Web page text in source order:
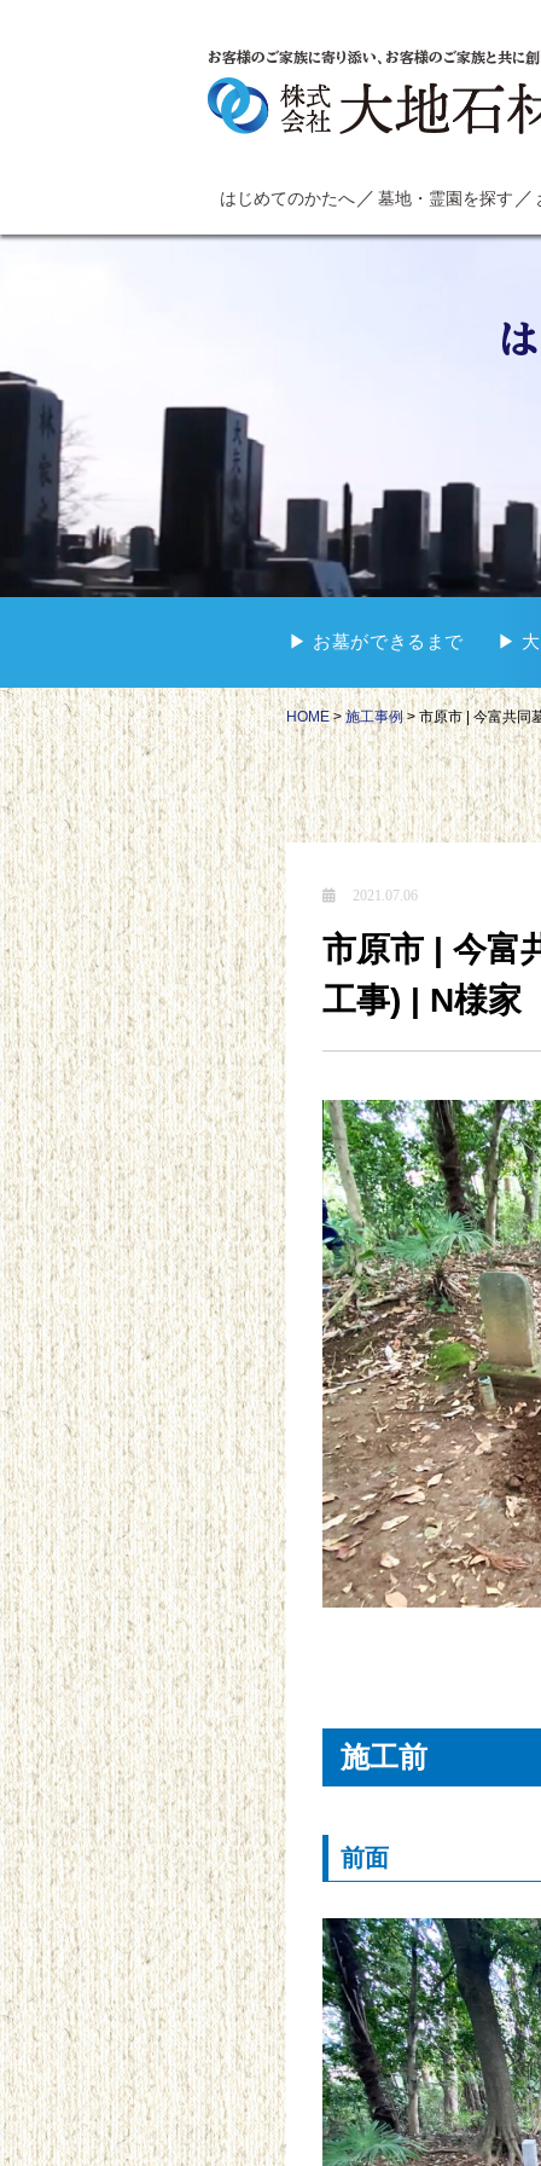
お客様のご家族に寄り添い、お客様のご家族と共に
はじめてのかたへ 墓地・霊園を探す
▶︎ お墓ができるまで ▶︎ 大
HOME>施工事例> 市原市 | 今富共同
2021.07.06
市原市 | 今富
工事) | N様家
施工前
前面